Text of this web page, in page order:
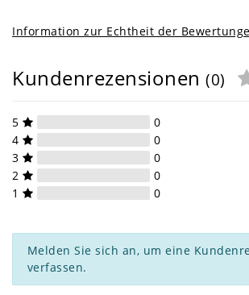
Information zur Echtheit der
Kundenrezensionen (0)
5
0
4
0
3
0
2
0
1
0
Melden Sie sich an, um eine
verfassen.